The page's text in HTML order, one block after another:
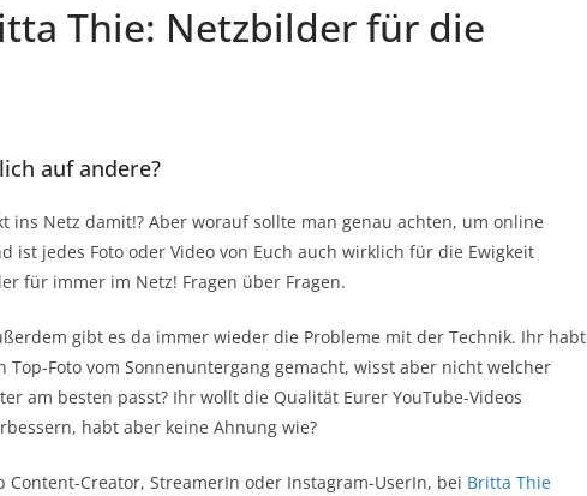
Thie: Netzbilder für die
auf andere?
ins Netz damit!? Aber worauf sollte man genau achten, um online
ist jedes Foto oder Video von Euch auch wirklich für die Ewigkeit
für immer im Netz! Fragen über Fragen.
gibt es da immer wieder die Probleme mit der Technik. Ihr habt
Top-Foto vom Sonnenuntergang gemacht, wisst aber nicht welcher
am besten passt? Ihr wollt die Qualität Eurer YouTube-Videos
habt aber keine Ahnung wie?
Content-Creator, StreamerIn oder Instagram-UserIn, bei Britta Thie